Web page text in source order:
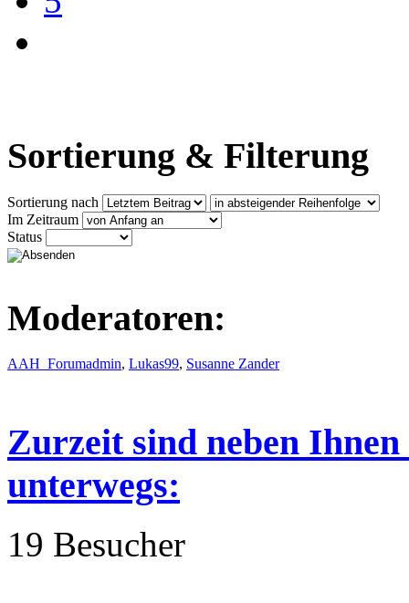
Sortierung & Filterung
Sortierung nach
Im Zeitraum
Status
Moderatoren:
AAH_Forumadmin, Lukas99, Susanne Zander
Zurzeit sind neben
unterwegs:
19 Besucher